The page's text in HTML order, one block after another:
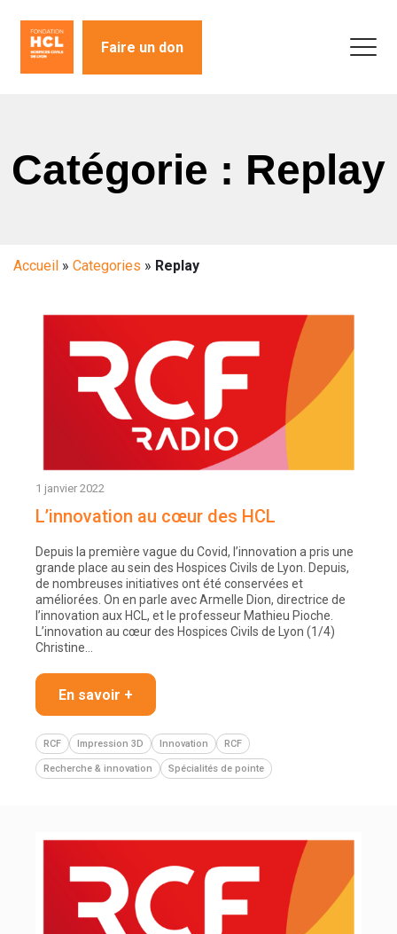
Faire un don
Catégorie : Replay
Accueil » Categories » Replay
1 janvier 2022
L’innovation au cœur des HCL
Depuis la première vague du Covid, l’innovation a pris une
grande place au sein des Hospices Civils de Lyon. Depuis,
de nombreuses initiatives ont été conservées et
améliorées. On en parle avec Armelle Dion, directrice de
l’innovation aux HCL, et le professeur Mathieu Pioche.
L’innovation au cœur des Hospices Civils de Lyon (1/4)
Christine…
En savoir +
RCF Impression 3D Innovation RCF
Recherche & innovation Spécialités de pointe